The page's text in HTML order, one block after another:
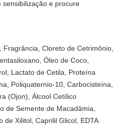
e procure
Cloreto de Cetrimônio,
Óleo de Coco,
Lactato de Cetila, Proteína
Poliquaternio-10, Carbocisteína,
(Ojon), Álcool Cetílico
de Semente de Macadâmia,
Xilitol, Caprilil Glicol, EDTA.